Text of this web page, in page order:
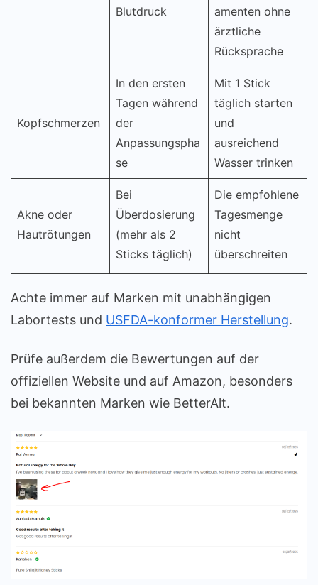
Blutdruck
amenten ohne
ärztliche
Rücksprache
Kopfschmerzen
In den ersten
Tagen während
der
Anpassungspha
se
Mit 1 Stick
täglich starten
und
ausreichend
Wasser trinken
Akne oder
Hautrötungen
Bei
Überdosierung
(mehr als 2
Sticks täglich)
Die empfohlene
Tagesmenge
nicht
überschreiten
Achte immer auf Marken mit unabhängigen
Labortests und USFDA-konformer Herstellung.
Prüfe außerdem die Bewertungen auf der
offiziellen Website und auf Amazon, besonders
bei bekannten Marken wie BetterAlt.